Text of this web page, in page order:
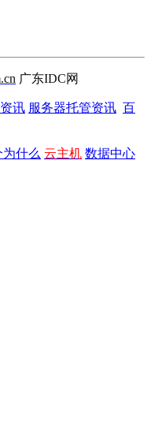
广东IDC网
讯 服务器托管资讯 百
什么 云主机 数据中心